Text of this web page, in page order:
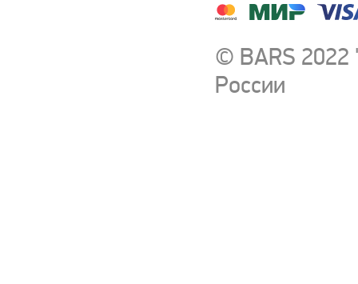
© BARS
России